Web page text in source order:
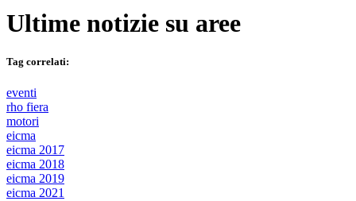
Ultime notizie su aree
Tag correlati:
eventi
rho fiera
motori
eicma
eicma 2017
eicma 2018
eicma 2019
eicma 2021